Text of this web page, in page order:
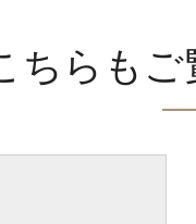
ちらも